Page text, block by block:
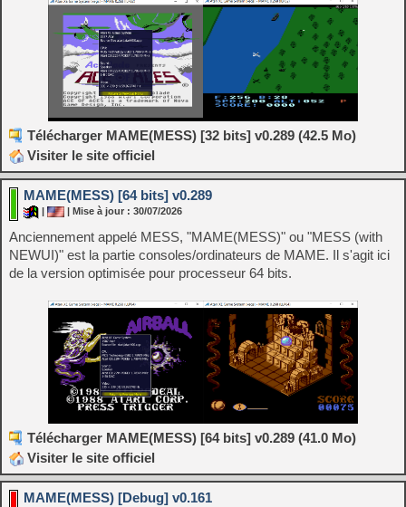
Télécharger MAME(MESS) [32 bits] v0.289 (42.5 Mo)
Visiter le site officiel
MAME(MESS) [64 bits] v0.289
| | Mise à jour : 30/07/2026
Anciennement appelé MESS, "MAME(MESS)" ou "MESS (with
NEWUI)" est la partie consoles/ordinateurs de MAME. Il s'agit ici
de la version optimisée pour processeur 64 bits.
Télécharger MAME(MESS) [64 bits] v0.289 (41.0 Mo)
Visiter le site officiel
MAME(MESS) [Debug] v0.161